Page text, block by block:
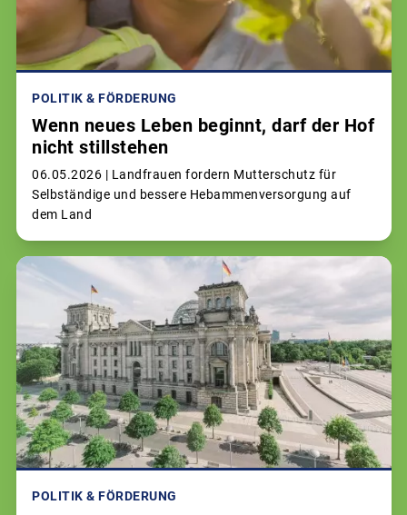
POLITIK & FÖRDERUNG
Wenn neues Leben beginnt, darf der Hof
nicht stillstehen
06.05.2026 | Landfrauen fordern Mutterschutz für
Selbständige und bessere Hebammenversorgung auf
dem Land
POLITIK & FÖRDERUNG